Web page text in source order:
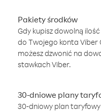
Pakiety środków
Gdy kupisz dowolną
do Twojego konta Viber
możesz dzwonić na
stawkach Viber.
30-dniowe plany
30-dniowy plan